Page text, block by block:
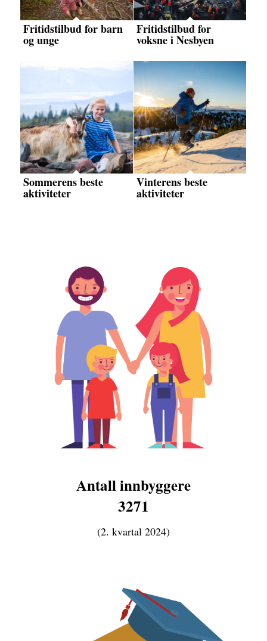
Fritidstilbud for barn
og unge
Fritidstilbud for
voksne i Nesbyen
Sommerens beste
aktiviteter
Vinterens beste
aktiviteter
Antall innbyggere
3271
(2. kvartal 2024)